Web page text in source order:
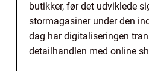
butikker, før det udviklede
stormagasiner under den
dag har digitaliseringen
detailhandlen med online